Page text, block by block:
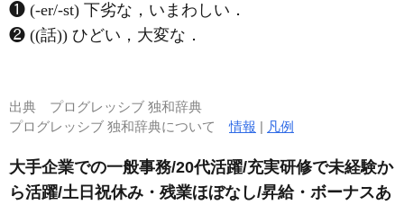
❶ (-er/-st) 下劣な，いまわしい．
❷ ((話)) ひどい，大変な．
出典 プログレッシブ 独和辞典
プログレッシブ 独和辞典について情報 | 凡例
大手企業での一般事務/20代活躍/充実研修で未経験か
ら活躍/土日祝休み・残業ほぼなし/昇給・ボーナスあ